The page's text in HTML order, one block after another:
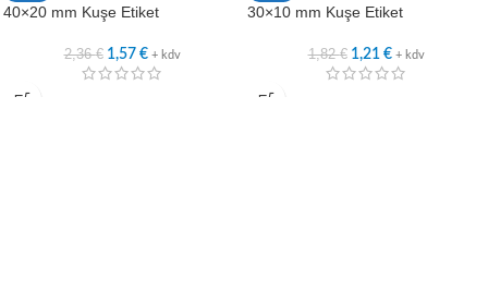
40×20 mm Kuşe Etiket
2,36€ 1,57 € + kdv
30×10 mm Kuşe Etiket
1,82€ 1,21 € + kdv